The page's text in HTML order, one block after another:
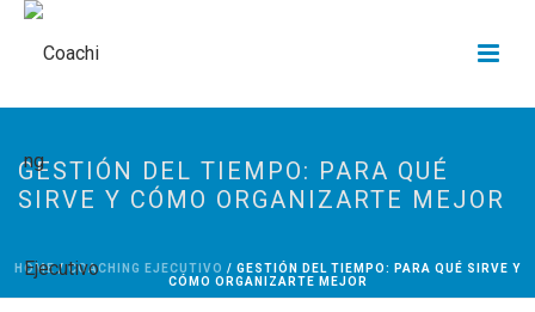
GESTIÓN DEL TIEMPO: PARA QUÉ
SIRVE Y CÓMO ORGANIZARTE MEJOR
HOME/COACHING EJECUTIVO / GESTIÓN DEL TIEMPO: PARA QUÉ SIRVE Y
CÓMO ORGANIZARTE MEJOR